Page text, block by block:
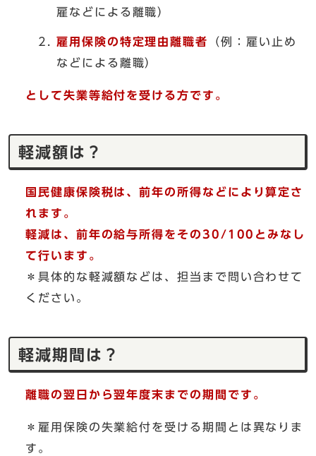
雇などによる離職）
雇用保険の特定理由離職者
（例：雇い止め
などによる離職）
として失業等給付を受ける方です。
軽減額は？
国民健康保険税は、前年の所得などにより算定さ
れます。
軽減は、前年の給与所得をその30/100とみなし
て行います。
＊具体的な軽減額などは、担当まで問い合わせて
ください。
軽減期間は？
離職の翌日から翌年度末までの期間です。
＊雇用保険の失業給付を受ける期間とは異なりま
す。